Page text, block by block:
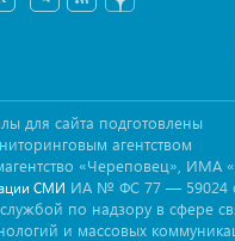
для сайта подготовлены
агентством
«Череповец», ИМА
СМИ ИА № ФС 77 — 59024
по надзору в сфере
и массовых